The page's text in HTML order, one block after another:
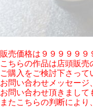
販売価格は９９９９９
こちらの作品は店頭販
ご購入をご検討下さっ
お問い合わせメッセー
お問い合わせ頂きまし
またこちらの判断によ